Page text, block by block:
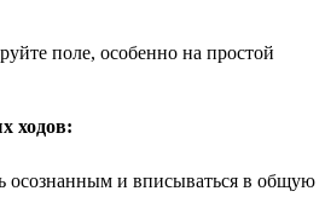
поле, особенно на простой
ходов:
осознанным и вписываться в общую